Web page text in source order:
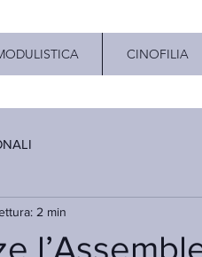
CINOFILIA
2 min